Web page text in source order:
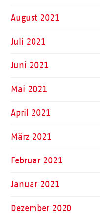
August 2021
Juli 2021
Juni 2021
Mai 2021
April 2021
März 2021
Februar 2021
Januar 2021
Dezember 2020